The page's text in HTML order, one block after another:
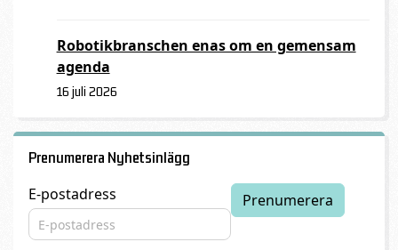
Robotikbranschen enas om en gemensam
agenda
16 juli 2026
Prenumerera Nyhetsinlägg
E-postadress